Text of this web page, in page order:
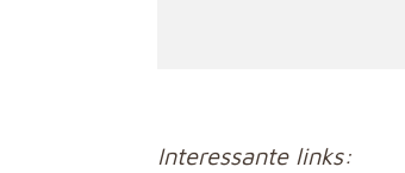
Interessante links: